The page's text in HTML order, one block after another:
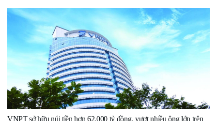
VNPT sở hữu núi tiền hơn 62.000 tỷ đồng, vượt nhiều ông lớn trên